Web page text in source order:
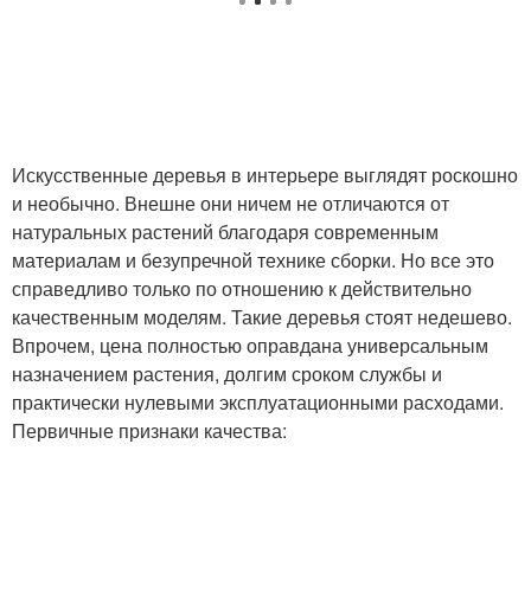
Искусственные деревья в интерьере выглядят роскошно
и необычно. Внешне они ничем не отличаются от
натуральных растений благодаря современным
материалам и безупречной технике сборки. Но все это
справедливо только по отношению к действительно
качественным моделям. Такие деревья стоят недешево.
Впрочем, цена полностью оправдана универсальным
назначением растения, долгим сроком службы и
практически нулевыми эксплуатационными расходами.
Первичные признаки качества: